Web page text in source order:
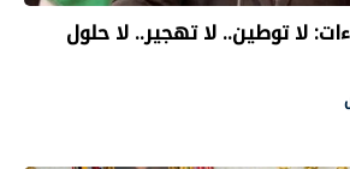
لا توطين.. لا تهجير.. لا حلول